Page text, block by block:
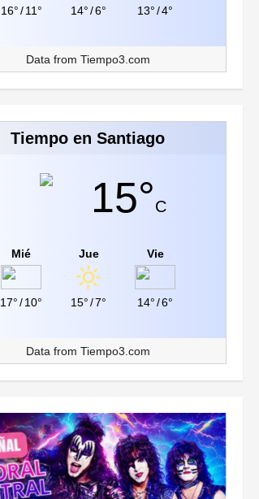
16°/11° 14°/6° 13°/4°
Data from Tiempo3.com
Tiempo en Santiago
15°C
Mié
17° /10°
Jue
15° /7°
Vie
14° /6°
Data from Tiempo3.com